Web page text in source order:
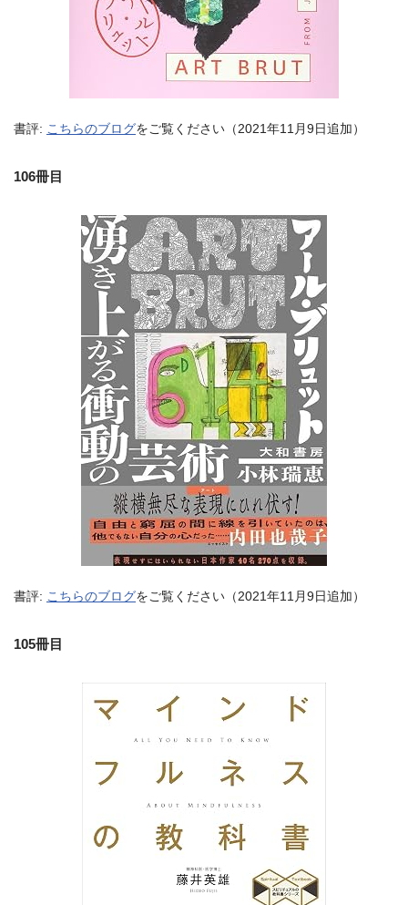
書評: こちらのブログをご覧ください（2021年11月9日追加）
106冊目
書評: こちらのブログをご覧ください（2021年11月9日追加）
105冊目